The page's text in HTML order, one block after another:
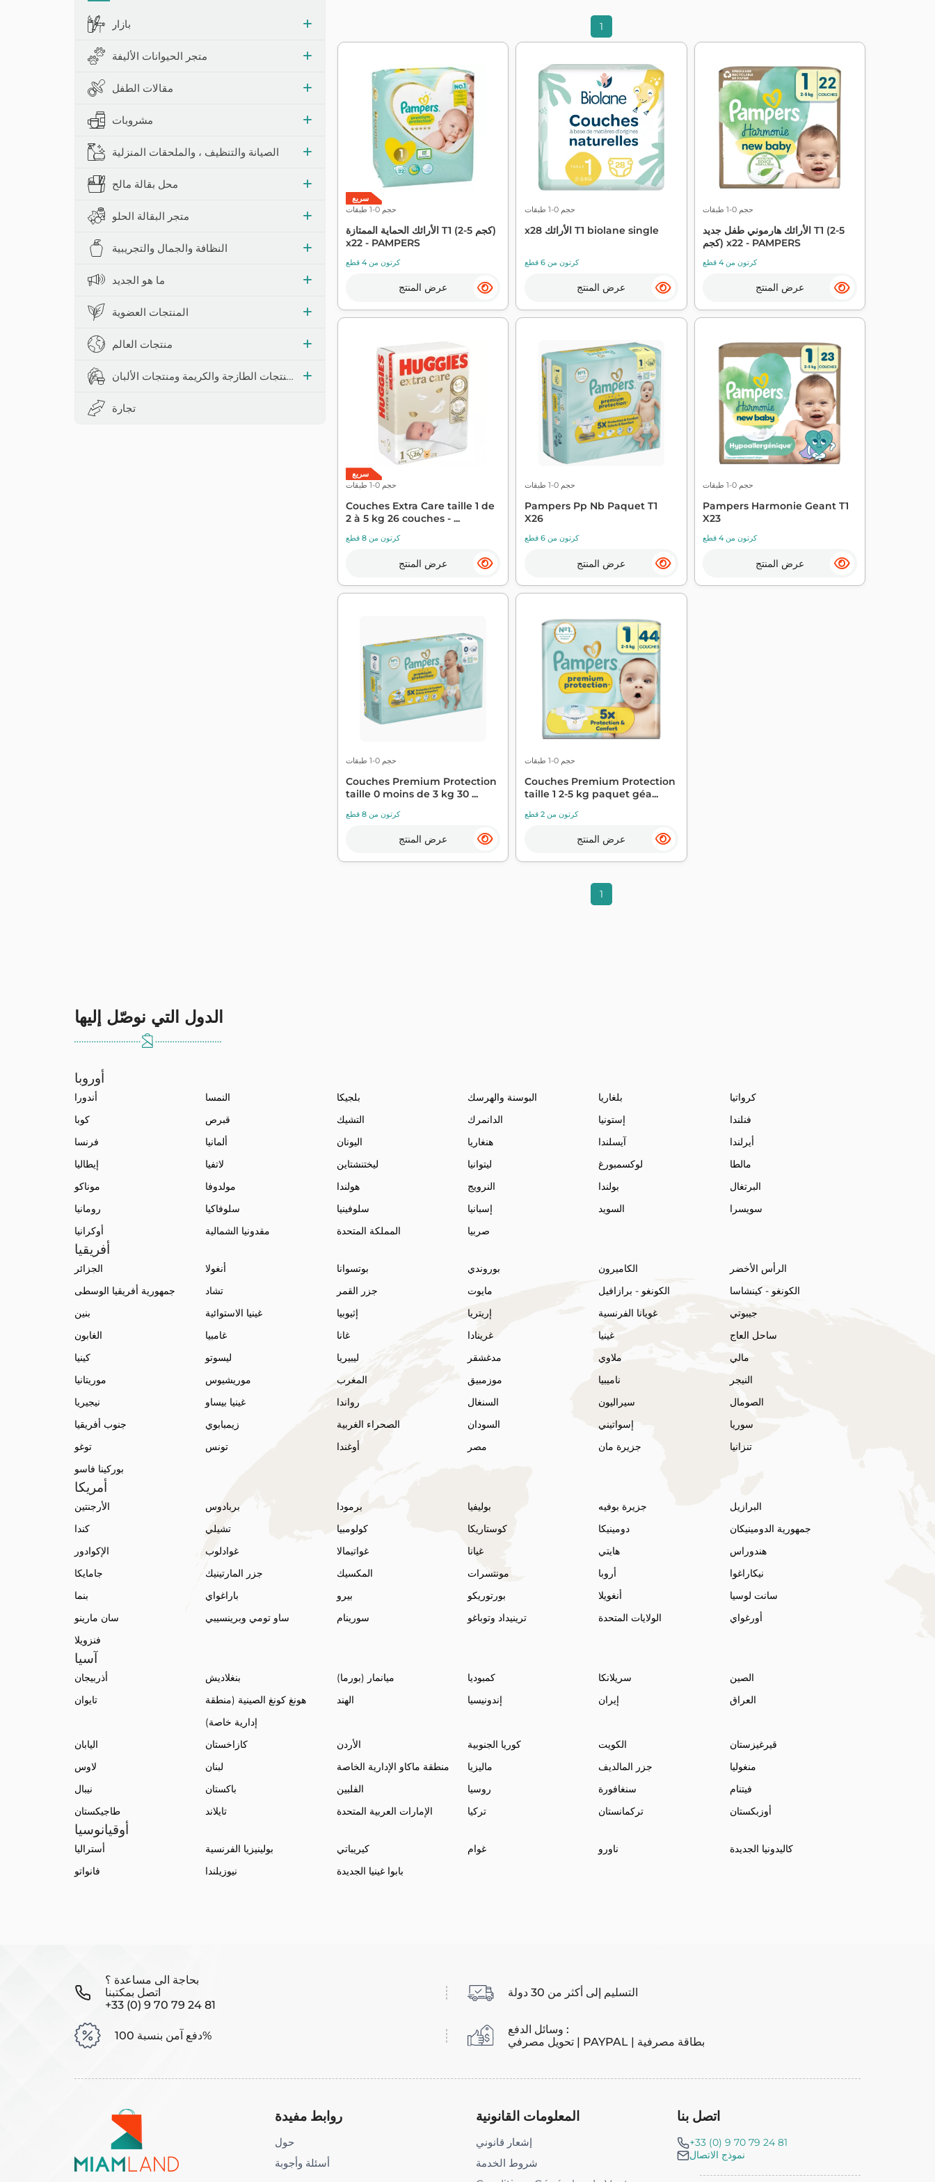
منظفات المطبخ والحمام منظفات فيرف وأثاث
بازار
متجر الحيوانات الأليفة
مقالات الطفل
مشروبات
الصيانة والتنظيف ، والملحقات المنزلية
محل بقالة مالح
متجر البقالة الحلو
النظافة والجمال والتجريبية
ما هو الجديد
المنتجات العضوية
منتجات العالم
المنتجات الطازجة والكريمة ومنتجات الألبان
تجارة
1
سريع
حجم 0-1 طبقات
الأرائك الحماية الممتازة T1 (2-5 كجم)
x22 - PAMPERS
كرتون من 4 قطع
عرض المنتج
حجم 0-1 طبقات
x28 الأرائك T1 biolane single
كرتون من 6 قطع
عرض المنتج
حجم 0-1 طبقات
الأرائك هارموني طفل جديد T1 (2-5
كجم) x22 - PAMPERS
كرتون من 4 قطع
عرض المنتج
سريع
حجم 0-1 طبقات
Couches Extra Care taille 1 de
2 à 5 kg 26 couches - ...
كرتون من 8 قطع
عرض المنتج
حجم 0-1 طبقات
Pampers Pp Nb Paquet T1
X26
كرتون من 6 قطع
عرض المنتج
حجم 0-1 طبقات
Pampers Harmonie Geant T1
X23
كرتون من 4 قطع
عرض المنتج
حجم 0-1 طبقات
Couches Premium Protection
taille 0 moins de 3 kg 30 ...
كرتون من 8 قطع
عرض المنتج
حجم 0-1 طبقات
Couches Premium Protection
taille 1 2-5 kg paquet géa...
كرتون من 2 قطع
عرض المنتج
1
الدول التي نوصّل إليها
أوروبا
أندورا النمسا بلجيكا البوسنة والهرسك بلغاريا
كرواتيا
كوبا
قبرص التشيك الدانمرك إستونيا
فنلندا
فرنسا
ألمانيا اليونان هنغاريا آيسلندا
أيرلندا
إيطاليا
لاتفيا ليختنشتاين ليتوانيا لوكسمبورغ
مالطا
موناكو
مولدوفا هولندا النرويج بولندا
البرتغال
رومانيا
سلوفاكيا سلوفينيا إسبانيا السويد
سويسرا
أوكرانيا
مقدونيا الشمالية المملكة المتحدة صربيا
أفريقيا
الجزائر أنغولا بوتسوانا بوروندي الكاميرون
الرأس الأخضر
جمهورية أفريقيا الوسطى
تشاد جزر القمر مايوت الكونغو - برازافيل
الكونغو - كينشاسا
بنين
غينيا الاستوائية إثيوبيا إريتريا غويانا الفرنسية
جيبوتي
الغابون
غامبيا غانا غرينادا غينيا
ساحل العاج
كينيا
ليسوتو ليبيريا مدغشقر ملاوي
مالي
موريتانيا
موريشيوس المغرب موزمبيق ناميبيا
النيجر
نيجيريا
غينيا بيساو رواندا السنغال سيراليون
الصومال
جنوب أفريقيا
زيمبابوي الصحراء الغربية السودان إسواتيني
سوريا
توغو
تونس أوغندا مصر جزيرة مان
تنزانيا
بوركينا فاسو
أمريكا
الأرجنتين بربادوس برمودا بوليفيا جزيرة بوفيه
البرازيل
كندا
تشيلي كولومبيا كوستاريكا دومينيكا
جمهورية الدومينيكان
الإكوادور
غوادلوب غواتيمالا غيانا هايتي
هندوراس
جامايكا
جزر المارتينيك المكسيك مونتسرات أروبا
نيكاراغوا
بنما
باراغواي بيرو بورتوريكو أنغويلا
سانت لوسيا
سان مارينو
ساو تومي وبرينسيبي سورينام ترينيداد وتوباغو الولايات المتحدة
أورغواي
فنزويلا
آسيا
أذربيجان بنغلاديش ميانمار (بورما) كمبوديا سريلانكا
الصين
تايوان
هونغ كونغ الصينية (منطقة
إدارية خاصة)
الهند إندونيسيا إيران العراق
اليابان كازاخستان الأردن كوريا الجنوبية الكويت
قيرغيزستان
لاوس
لبنان منطقة ماكاو الإدارية الخاصة ماليزيا جزر المالديف
منغوليا
نيبال
باكستان الفلبين روسيا سنغافورة
فيتنام
طاجيكستان
تايلاند الإمارات العربية المتحدة تركيا تركمانستان أوزبكستان
أوقيانوسيا
أستراليا بولينيزيا الفرنسية كيريباتي غوام ناورو
كاليدونيا الجديدة
فانواتو
نيوزيلندا بابوا غينيا الجديدة
بحاجة الى مساعدة ؟
اتصل بمكتبنا
+33 (0) 9 70 79 24 81
التسليم إلى أكثر من 30 دولة
دفع آمن بنسبة 100%
وسائل الدفع :
تحويل مصرفي | PAYPAL | بطاقة مصرفية
روابط مفيدة
حول
أسئلة وأجوبة
المعلومات القانونية
إشعار قانوني
شروط الخدمة
اتصل بنا
+33 (0) 9 70 79 24 81
نموذج الاتصال